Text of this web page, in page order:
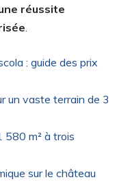
réussite
.
: guide des prix
un vaste terrain de 3
580 m² à trois
sur le château